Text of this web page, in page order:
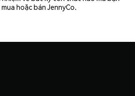
hoặc bán JennyCo.